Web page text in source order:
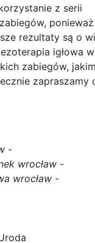
z serii
rezultaty są o
igłowa
zabiegów,
zapraszamy
-
wrocław -
wrocław -